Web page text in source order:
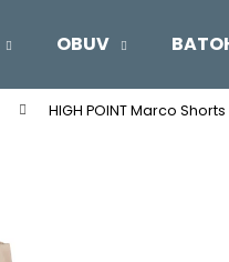
OBUV
HIGH POINT Marco
Co potřebujete